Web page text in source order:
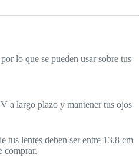
lo que se pueden usar sobre tus
a largo plazo y mantener tus ojos
tus lentes deben ser entre 13.8 cm
comprar.